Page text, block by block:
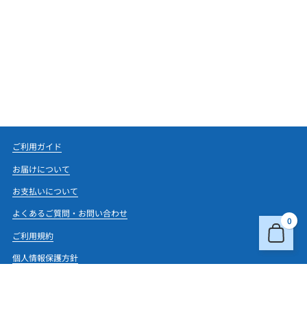
0
ご利用ガイド
お届けについて
お支払いについて
よくあるご質問・お問い合わせ
ご利用規約
個人情報保護方針